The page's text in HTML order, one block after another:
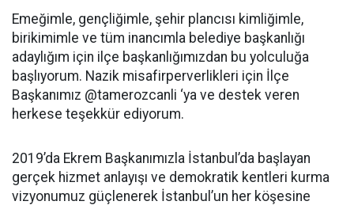
Emeğimle, gençliğimle, şehir plancısı kimliğimle,
birikimimle ve tüm inancımla belediye başkanlığı
adaylığım için ilçe başkanlığımızdan bu yolculuğa
başlıyorum. Nazik misafirperverlikleri için İlçe
Başkanımız @tamerozcanli ‘ya ve destek veren
herkese teşekkür ediyorum.
2019’da Ekrem Başkanımızla İstanbul’da başlayan
gerçek hizmet anlayışı ve demokratik kentleri kurma
vizyonumuz güçlenerek İstanbul’un her köşesine